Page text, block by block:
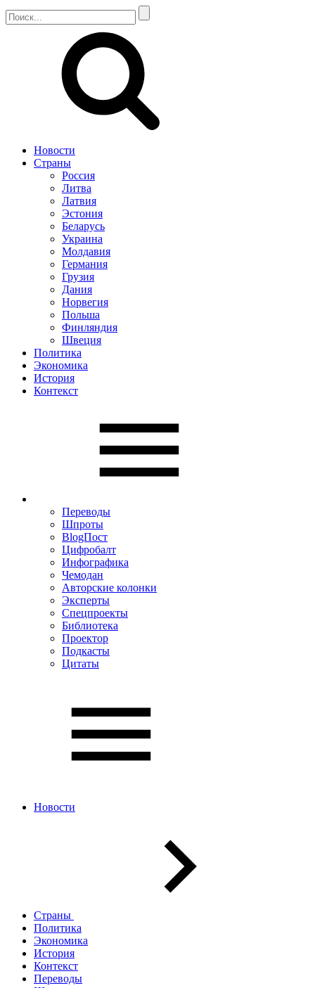
Новости
Страны
Россия
Литва
Латвия
Эстония
Беларусь
Украина
Молдавия
Германия
Грузия
Дания
Норвегия
Польша
Финляндия
Швеция
Политика
Экономика
История
Контекст
Переводы
Шпроты
BlogПост
Цифробалт
Инфографика
Чемодан
Авторские колонки
Эксперты
Спецпроекты
Библиотека
Проектор
Подкасты
Цитаты
Новости
Страны
Политика
Экономика
История
Контекст
Переводы